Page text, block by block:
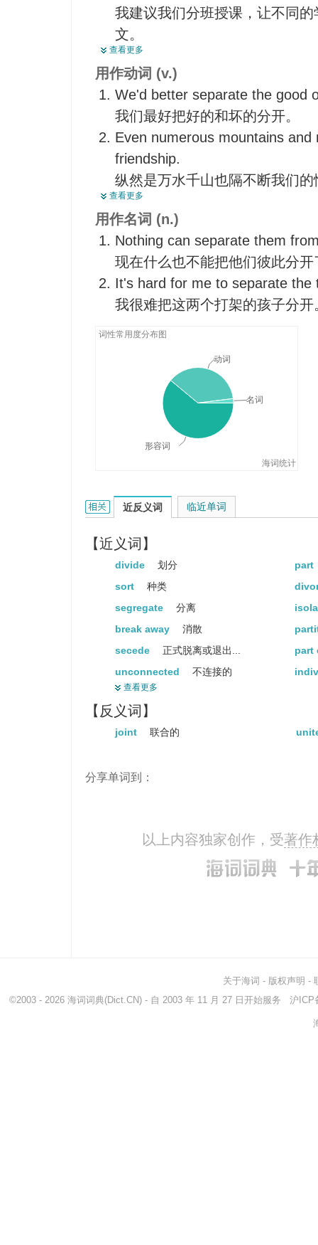
我建议我们分班授课，让不同
文。
We don't have a separate
all one.
我们没有单独的饭厅——活动空
The house is divided into two
usually having separate
房屋分为两个居住部分,一般具
查看更多
用作动词 (v.)
We'd better separate the good
我们最好把好的和坏的分开。
Even numerous mountains
friendship.
纵然是万水千山也隔不断我们的
This examination is intended to
the goats.
这次考试就是想区分一下水平高
Children suffer from divided
separate.
父母分居时孩子们会因不知对
We should never separate
查看更多
用作名词 (n.)
Nothing can separate them
现在什么也不能把他们彼此分开
It's hard for me to separate the
我很难把这两个打架的孩子分开
词性常用度分布图
海词统计
形容词
动词
名词
separate的相关资料：
近反义词
【近义词】
divide 划分
part
sort
种类
segregate
分离
break away
消散
secede
正式脱离或退出...
part
unconnected
不连接的
independent
distinct
detached
超然的
split
carve up
瓜分
查看更多
【反义词】
joint 联合的
临近单词
分享单词到：
以上内容独家创作，受著作
关于海词 - 版权声明 -
©2003 - 2026 海词词典(Dict.CN) - 自 2003 年 11 月 27 日开始服务 沪ICP